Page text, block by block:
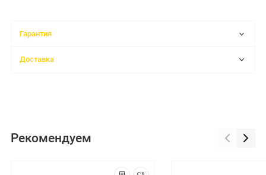
Гарантия
Доставка
Рекомендуем